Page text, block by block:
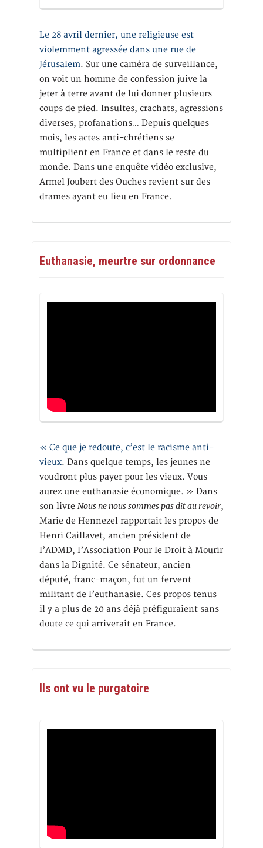
Le 28 avril dernier, une religieuse est
violemment agressée dans une rue de
Jérusalem. Sur une caméra de surveillance,
on voit un homme de confession juive la
jeter à terre avant de lui donner plusieurs
coups de pied. Insultes, crachats, agressions
diverses, profanations… Depuis quelques
mois, les actes anti-chrétiens se
multiplient en France et dans le reste du
monde. Dans une enquête vidéo exclusive,
Armel Joubert des Ouches revient sur des
drames ayant eu lieu en France.
Euthanasie, meurtre sur ordonnance
« Ce que je redoute, c’est le racisme anti-
vieux. Dans quelque temps, les jeunes ne
voudront plus payer pour les vieux. Vous
aurez une euthanasie économique. » Dans
son livre Nous ne nous sommes pas dit au revoir,
Marie de Hennezel rapportait les propos de
Henri Caillavet, ancien président de
l’ADMD, l’Association Pour le Droit à Mourir
dans la Dignité. Ce sénateur, ancien
député, franc-maçon, fut un fervent
militant de l’euthanasie. Ces propos tenus
il y a plus de 20 ans déjà préfiguraient sans
doute ce qui arriverait en France.
Ils ont vu le purgatoire